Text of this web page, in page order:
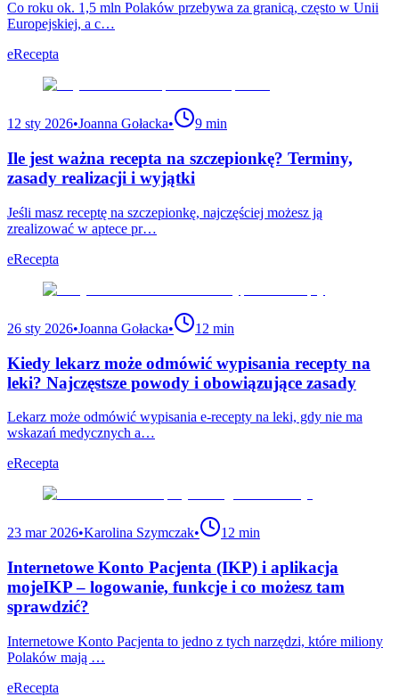
Co roku ok. 1,5 mln Polaków przebywa za granicą, często w Unii
Europejskiej, a c…
eRecepta
12 sty 2026•Joanna Gołacka• 9 min
Ile jest ważna recepta na szczepionkę? Terminy,
zasady realizacji i wyjątki
Jeśli masz receptę na szczepionkę, najczęściej możesz ją
zrealizować w aptece pr…
eRecepta
26 sty 2026•Joanna Gołacka• 12 min
Kiedy lekarz może odmówić wypisania recepty na
leki? Najczęstsze powody i obowiązujące zasady
Lekarz może odmówić wypisania e-recepty na leki, gdy nie ma
wskazań medycznych a…
eRecepta
23 mar 2026•Karolina Szymczak• 12 min
Internetowe Konto Pacjenta (IKP) i aplikacja
mojeIKP – logowanie, funkcje i co możesz tam
sprawdzić?
Internetowe Konto Pacjenta to jedno z tych narzędzi, które miliony
Polaków mają …
eRecepta